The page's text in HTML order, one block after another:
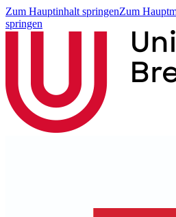
Zum Hauptinhalt springenZum
springen